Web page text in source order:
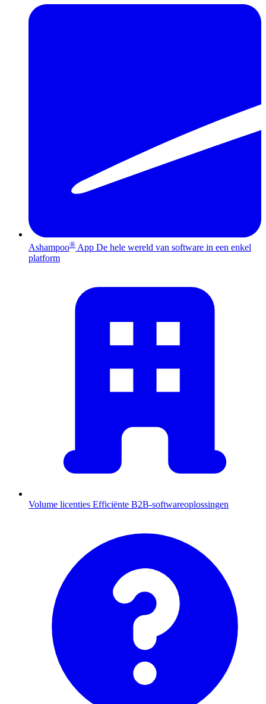
Ashampoo® App De hele wereld van software in een enkel
platform
Volume licenties Efficiënte B2B-softwareoplossingen